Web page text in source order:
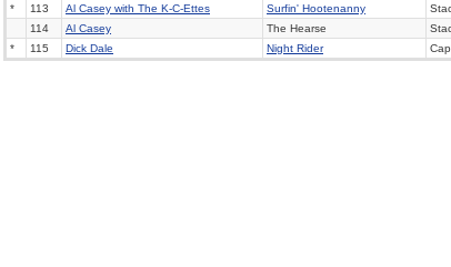
*
113 Al Casey with The K-C-Ettes Surfin' Hootenanny
114
Al Casey The Hearse
*
115 Dick Dale Night Rider